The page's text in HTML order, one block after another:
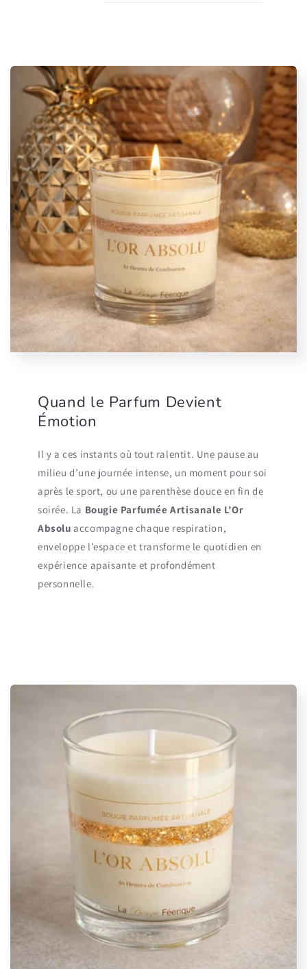
Quand le Parfum Devient
Émotion
Il y a ces instants où tout ralentit. Une pause au
milieu d’une journée intense, un moment pour soi
après le sport, ou une parenthèse douce en fin de
soirée. La Bougie Parfumée Artisanale L’Or
Absolu accompagne chaque respiration,
enveloppe l’espace et transforme le quotidien en
expérience apaisante et profondément
personnelle.